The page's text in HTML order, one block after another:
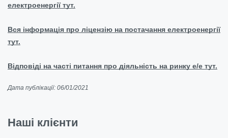
електроенергії тут.
Вся інформація про ліцензію на постачання електроенергії
тут.
Відповіді на часті питання про діяльність на ринку е/е тут.
Дата публікації: 06/01/2021
Наші клієнти